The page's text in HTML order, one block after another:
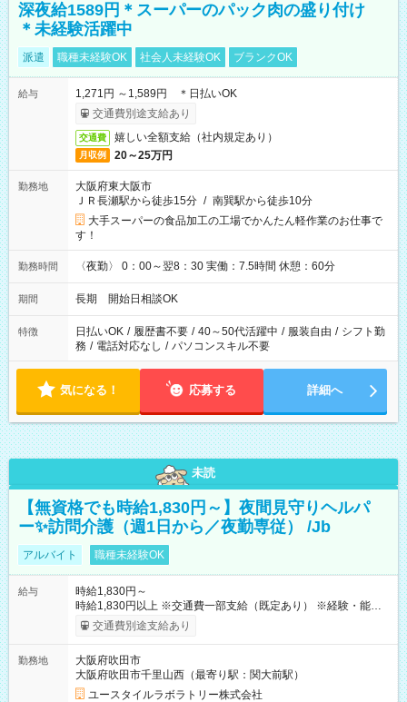
深夜給1589円＊スーパーのパック肉の盛り付け
＊未経験活躍中
派遣 職種未経験OK 社会人未経験OK ブランクOK
給与
1,271円 ～1,589円 ＊日払いOK
交通費別途支給あり
交通費 嬉しい全額支給（社内規定あり）
月収例 20～25万円
勤務地
大阪府東大阪市
ＪＲ長瀬駅から徒歩15分 / 南巽駅から徒歩10分
大手スーパーの食品加工の工場でかんたん軽作業のお仕事で
す！
勤務時間 〈夜勤〉 0：00～翌8：30 実働：7.5時間 休憩：60分
期間 長期 開始日相談OK
特徴 日払いOK / 履歴書不要 / 40～50代活躍中 / 服装自由 / シフト勤
務 / 電話対応なし / パソコンスキル不要
気になる！ 応募する 詳細へ
未読
【無資格でも時給1,830円～】夜間見守りヘルパ
ー✨訪問介護（週1日から／夜勤専従） /Jb
アルバイト 職種未経験OK
給与
時給1,830円～
時給1,830円以上 ※交通費一部支給（既定あり） ※経験・能力を
考慮して決定します 【収入例】 週1回勤務の場合：1,830円×8時
間×4回=5万8,560円 週3回勤務の場合：1,830円×8時間×12回
月 ※ 雇用形態と給与に、本採用時と異なる部分があります。 雇
用形態：本採用時と同じです。 給与：時給 1,610円以上
交通費別途支給あり
勤務地
大阪府吹田市
大阪府吹田市千里山西（最寄り駅：関大前駅）
ユースタイルラボラトリー株式会社